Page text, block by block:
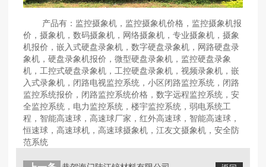
产品有：监控摄象机，监控摄象机价格，监控摄象机报
价，摄象机，数码摄象机，网络摄象机，专业摄象机，摄象
机报价，嵌入式硬盘录象机，数字硬盘录象机，网路硬盘录
象机，硬盘录象机报价，微型硬盘录象机，监控硬盘录象
机，工控式硬盘录象机，工控硬盘录象机，视频录象机，嵌
入式录象机，闭路电视监控系统，小区闭路监控系统，闭路
监控系统报价，闭路监控系统价格，数字远程监控系统，安
全监控系统，电力监控系统，楼宇监控系统，弱电系统工
程，智能高速球，高速球厂家，红外高速球，智能高速球，
恒速球，高速球机，高速球摄象机，江友文摄象机，安全防
范系统